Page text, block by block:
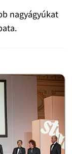
nagyágyúkat